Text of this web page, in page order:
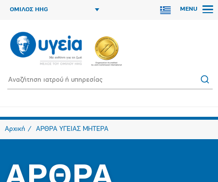
ΟΜΙΛΟΣ HHG MENU
Αρχική ΑΡΘΡΑ ΥΓΕΙΑΣ ΜΗΤΕΡΑ